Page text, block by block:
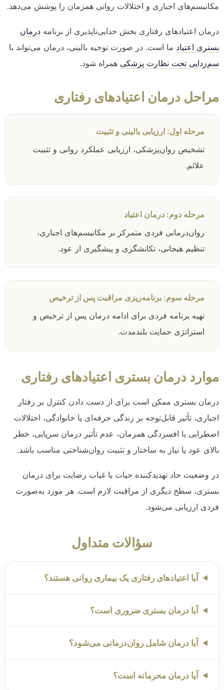
مکانیسم‌های اجباری و اختلالات روانی همزمان را پوشش می‌دهد.
درمان اعتیادهای رفتاری بخش جدایی‌ناپذیری از برنامه درمان
بستری اعتیاد ما است. در صورت توجیه بالینی، درمان می‌تواند با
سم‌زدایی تحت نظارت پزشکی همراه شود.
مراحل درمان اعتیادهای رفتاری
مرحله اول: ارزیابی بالینی و تثبیت
تشخیص روان‌پزشکی، ارزیابی عملکرد روانی و تثبیت
علائم.
مرحله دوم: درمان اعتیاد
روان‌درمانی فردی متمرکز بر مکانیسم‌های اجباری،
تنظیم هیجانی، تکانشگری و پیشگیری از عود.
مرحله سوم: برنامه‌ریزی مراقبت پس از ترخیص
تهیه برنامه فردی برای ادامه درمان پس از ترخیص و
استراتژی حمایت بلندمدت.
موارد درمان بستری اعتیادهای رفتاری
درمان بستری ممکن است برای از دست دادن کنترل بر رفتار
اجباری، تأثیر قابل‌توجه بر زندگی حرفه‌ای یا خانوادگی، اختلالات
اضطرابی یا افسردگی همزمان، عدم تأثیر درمان سرپایی، خطر
بالای عود یا نیاز به ساختار و تثبیت روان‌شناختی مناسب باشد.
در وضعیت حاد تهدیدکننده حیات یا غیاب رضایت برای درمان
بستری، سطح دیگری از مراقبت لازم است. هر مورد به‌صورت
فردی ارزیابی می‌شود.
سؤالات متداول
آیا اعتیادهای رفتاری یک بیماری روانی هستند؟
آیا درمان بستری ضروری است؟
آیا درمان شامل روان‌درمانی می‌شود؟
آیا درمان محرمانه است؟